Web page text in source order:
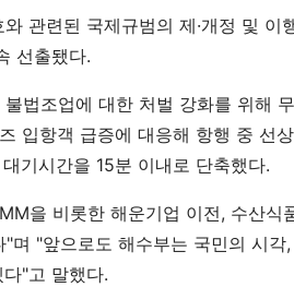
관련된 국제규범의 제·개정 및 이
선출됐다.
법조업에 대한 처벌 강화를 위해
입항객 급증에 대응해 항행 중 선
기시간을 15분 이내로 단축했다.
을 비롯한 해운기업 이전, 수산식
며 "앞으로도 해수부는 국민의 시
"고 말했다.